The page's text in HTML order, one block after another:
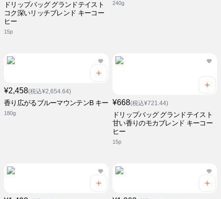
ドリップバッグ グランドテイスト
コク深いリッチブレンド キーコー
ヒー
15p
240g
¥2,458(税込¥2,654.64)
香り広がるブルーマウンテンB キー
180g
¥668(税込¥721.44)
ドリップバッグ グランドテイスト
甘い香りのモカブレンド キーコー
ヒー
15p